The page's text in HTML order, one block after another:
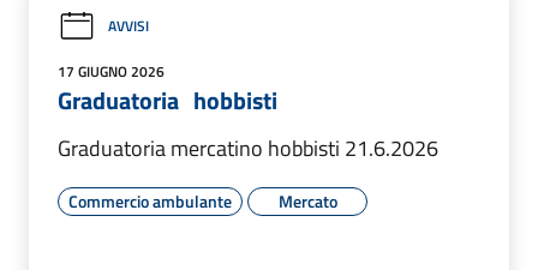
AVVISI
17 GIUGNO 2026
Graduatoria hobbisti
Graduatoria mercatino hobbisti 21.6.2026
Commercio ambulante Mercato